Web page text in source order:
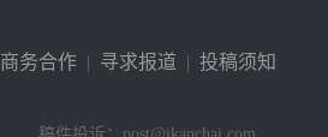
商务合作 | 寻求报道 | 投稿须知